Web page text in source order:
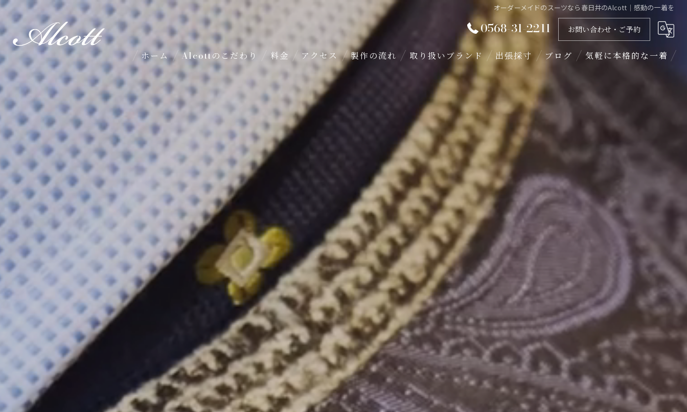
オーダーメイドのスーツなら春日井のAlcott｜感動の一着を
0568-31-2211 お問い合わせ・ご予約
ホーム Alcottのこだわり
国内縫製
イージーオーダー
コーディネート
メンズ
料金 アクセス 製作の流れ 取り扱いブランド 出張採寸 ブログ
ギャラリー
スタッフブログ
気軽に本格的な一着